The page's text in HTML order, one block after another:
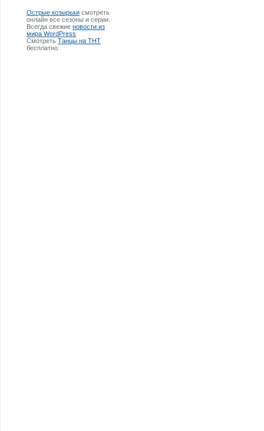
Острые козырьки смотреть
онлайн все сезоны и серии.
Всегда свежие новости из
мира WordPress
Смотреть Танцы на ТНТ
бесплатно